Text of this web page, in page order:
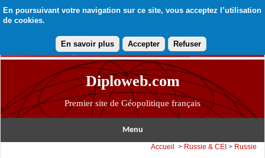
En poursuivant votre navigation sur ce site, vous acceptez l’utilisation
de cookies.
En savoir plus Accepter Refuser
Diploweb.com
Premier site de Géopolitique français
Menu
Accueil > Russie & CEI > Russie